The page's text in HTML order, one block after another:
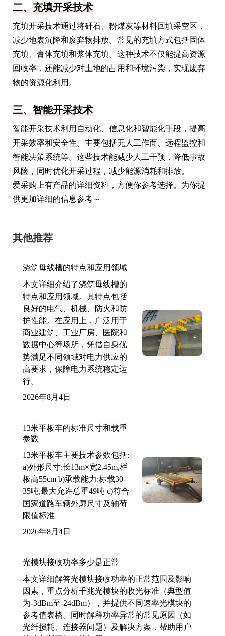
二、充填开采技术
充填开采技术通过将矸石、粉煤灰等材料回填采空区，
减少地表沉降和废弃物排放。常见的充填方式包括固体
充填、膏体充填和浆体充填。这种技术不仅能提高资源
回收率，还能减少对土地的占用和环境污染，实现废弃
物的资源化利用。
三、智能开采技术
智能开采技术利用自动化、信息化和智能化手段，提高
开采效率和安全性。主要包括无人工作面、远程监控和
智能决策系统等。这些技术能减少人工干预，降低事故
风险，同时优化开采过程，减少能源消耗和排放。
爱采购上有产品的详细资料，方便你参考选择。为你提
供更加详细的信息参考～
其他推荐
浇筑母线槽的特点和应用领域
本文详细介绍了浇筑母线槽的
特点和应用领域。其特点包括
良好的电气、机械、防火和防
护性能。在应用上，广泛用于
商业建筑、工业厂房、医院和
数据中心等场所，凭借自身优
势满足不同领域对电力供应的
高要求，保障电力系统稳定运
行。
2026年8月4日
13米平板车的标准尺寸和载重
参数
13米平板车主要技术参数包括:
a)外形尺寸:长13m×宽2.45m,栏
板高55cm b)承载能力:标载30-
35吨,最大允许总重49吨 c)符合
国家道路车辆外廓尺寸及轴荷
限值标准
2026年8月4日
光模块接收功率多少是正常
本文详细解答光模块接收功率的正常范围及影响
因素，重点分析千兆光模块的收光标准（典型值
为-3dBm至-24dBm），并提供不同速率光模块的
参考值表格。同时解释功率异常的常见原因（如
光纤损耗、连接器问题）及解决方案，帮助用户